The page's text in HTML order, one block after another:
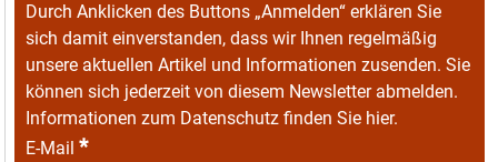
Durch Anklicken des Buttons „Anmelden“ erklären Sie
sich damit einverstanden, dass wir Ihnen regelmäßig
unsere aktuellen Artikel und Informationen zusenden. Sie
können sich jederzeit von diesem Newsletter abmelden.
Informationen zum Datenschutz finden Sie hier.
E-Mail *